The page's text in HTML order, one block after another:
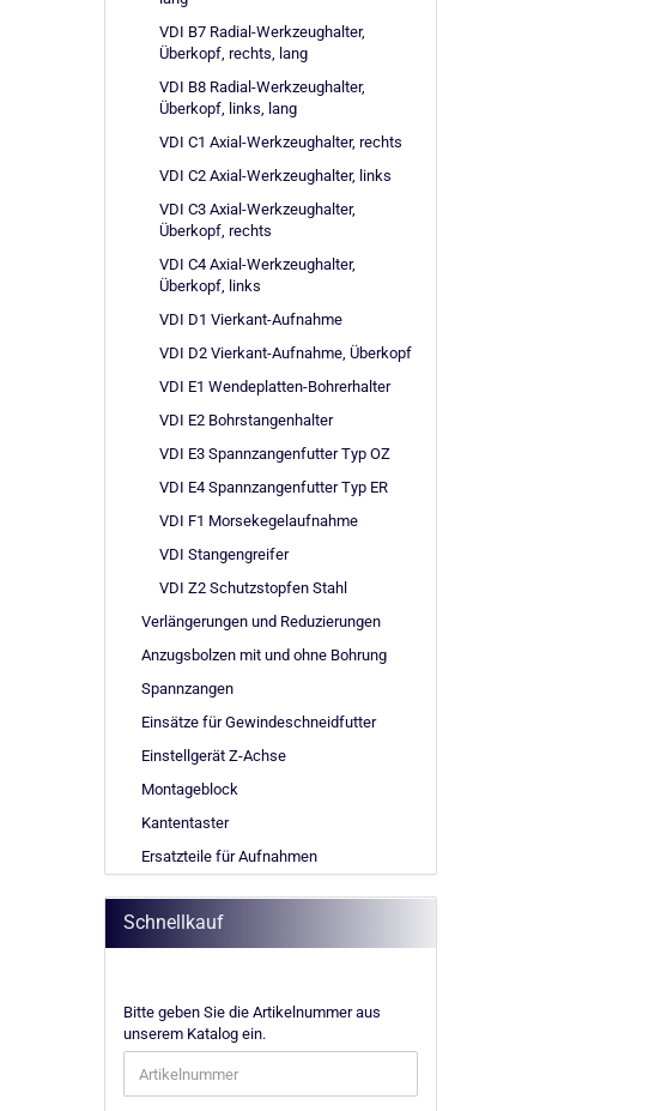
VDI B7 Radial-Werkzeughalter,
Überkopf, rechts, lang
VDI B8 Radial-Werkzeughalter,
Überkopf, links, lang
VDI C1 Axial-Werkzeughalter, rechts
VDI C2 Axial-Werkzeughalter, links
VDI C3 Axial-Werkzeughalter,
Überkopf, rechts
VDI C4 Axial-Werkzeughalter,
Überkopf, links
VDI D1 Vierkant-Aufnahme
VDI D2 Vierkant-Aufnahme, Überkopf
VDI E1 Wendeplatten-Bohrerhalter
VDI E2 Bohrstangenhalter
VDI E3 Spannzangenfutter Typ OZ
VDI E4 Spannzangenfutter Typ ER
VDI F1 Morsekegelaufnahme
VDI Stangengreifer
VDI Z2 Schutzstopfen Stahl
Verlängerungen und Reduzierungen
Anzugsbolzen mit und ohne Bohrung
Spannzangen
Einsätze für Gewindeschneidfutter
Einstellgerät Z-Achse
Montageblock
Kantentaster
Ersatzteile für Aufnahmen
Schnellkauf
BITTE
GEBEN
SIE
DIE
ARTIKELNUMMER
Bitte geben Sie die Artikelnummer aus
unserem Katalog ein.